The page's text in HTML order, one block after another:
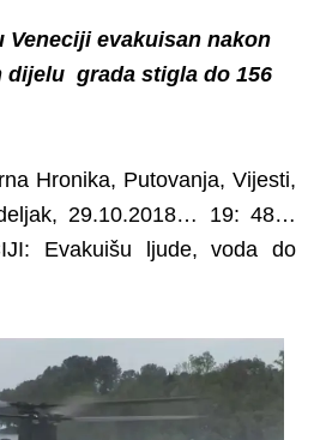
Veneciji evakuisan nakon
dijelu grada stigla do 156
Hronika, Putovanja, Vijesti,
29.10.2018… 19: 48…
Evakuišu ljude, voda do